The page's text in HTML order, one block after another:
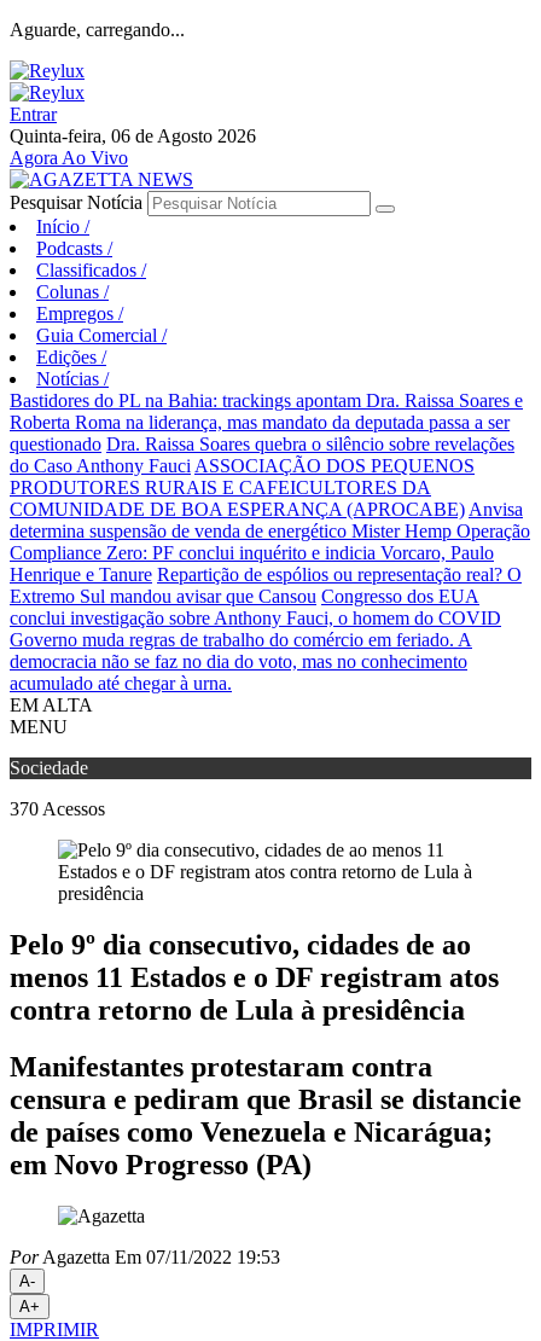
Aguarde, carregando...
Entrar
Quinta-feira, 06 de Agosto 2026
Agora Ao Vivo
Pesquisar Notícia
Início /
Podcasts /
Classificados /
Colunas /
Empregos /
Guia Comercial /
Edições /
Notícias /
Bastidores do PL na Bahia: trackings apontam Dra. Raissa Soares e
Roberta Roma na liderança, mas mandato da deputada passa a ser
questionado Dra. Raissa Soares quebra o silêncio sobre revelações
do Caso Anthony Fauci ASSOCIAÇÃO DOS PEQUENOS
PRODUTORES RURAIS E CAFEICULTORES DA
COMUNIDADE DE BOA ESPERANÇA (APROCABE) Anvisa
determina suspensão de venda de energético Mister Hemp Operação
Compliance Zero: PF conclui inquérito e indicia Vorcaro, Paulo
Henrique e Tanure Repartição de espólios ou representação real? O
Extremo Sul mandou avisar que Cansou Congresso dos EUA
conclui investigação sobre Anthony Fauci, o homem do COVID
Governo muda regras de trabalho do comércio em feriado. A
democracia não se faz no dia do voto, mas no conhecimento
acumulado até chegar à urna.
EM ALTA
MENU
Sociedade
370 Acessos
Pelo 9º dia consecutivo, cidades de ao
menos 11 Estados e o DF registram atos
contra retorno de Lula à presidência
Manifestantes protestaram contra
censura e pediram que Brasil se distancie
de países como Venezuela e Nicarágua;
em Novo Progresso (PA)
PorAgazetta Em 07/11/2022 19:53
A-
A+
IMPRIMIR